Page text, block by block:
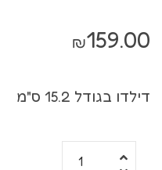
₪159.00
דילדו בגודל 15.2 ס"מ